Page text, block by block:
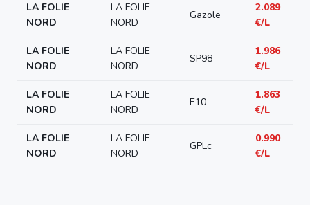
LA FOLIE
NORD
LA FOLIE
NORD
Gazole
2.089
€/L
LA FOLIE
NORD
LA FOLIE
NORD
SP98
1.986
€/L
LA FOLIE
NORD
LA FOLIE
NORD
E10
1.863
€/L
LA FOLIE
NORD
LA FOLIE
NORD
GPLc
0.990
€/L